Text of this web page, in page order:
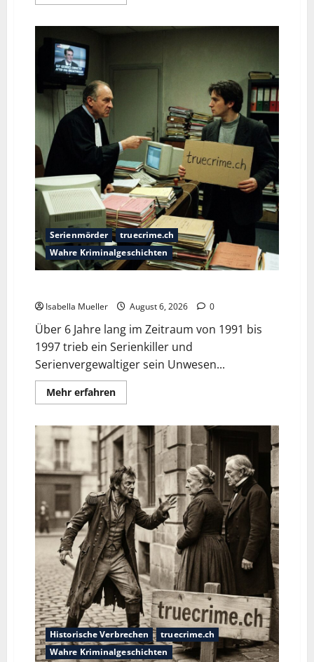
Serienmörder
truecrime.ch
Wahre Kriminalgeschichten
Isabella Mueller August 6, 2026 0
Über 6 Jahre lang im Zeitraum von 1991 bis
1997 trieb ein Serienkiller und
Serienvergewaltiger sein Unwesen...
Mehr erfahren
Historische Verbrechen
truecrime.ch
Wahre Kriminalgeschichten